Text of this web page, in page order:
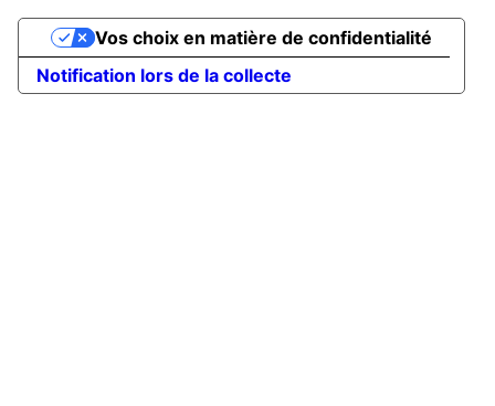
Notification lors de la collecte
Vos choix en matière de confidentialité